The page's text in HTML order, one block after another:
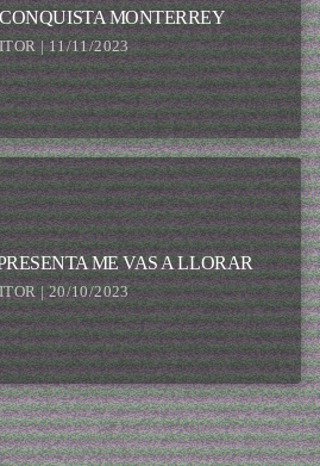
MONTERREY
| 11/11/2023
ME VAS A LLORAR
| 20/10/2023